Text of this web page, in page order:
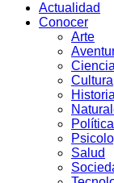
Actualidad
Conocer
Arte
Ciencia
Cultura
Historia
Política
Salud